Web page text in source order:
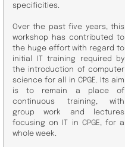
specificities.
Over the past five years, this
workshop has contributed to
the huge effort with regard to
initial IT training required by
the introduction of computer
science for all in CPGE. Its aim
is to remain a place of
continuous training, with
group work and lectures
focusing on IT in CPGE, for a
whole week.